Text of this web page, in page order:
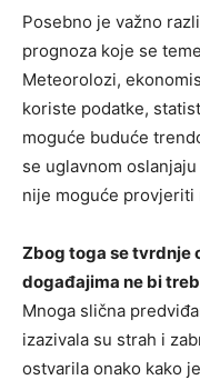
Posebno je važno
prognoza koje se
Meteorolozi,
koriste podatke,
moguće buduće
se uglavnom
nije moguće provjeriti
Zbog toga se tvrdnje
događajima ne bi
Mnoga slična
izazivala su strah i
ostvarila onako kako